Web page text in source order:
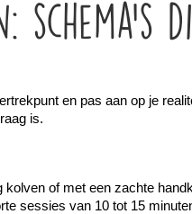
en pas aan op je
is.
of met een zachte
sessies van 10 tot 15